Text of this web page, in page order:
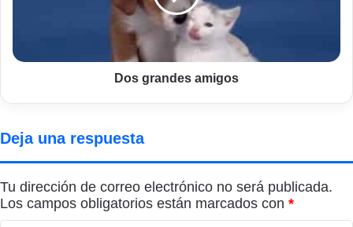
Dos grandes amigos
Deja una respuesta
Tu dirección de correo electrónico no será publicada.
Los campos obligatorios están marcados con *